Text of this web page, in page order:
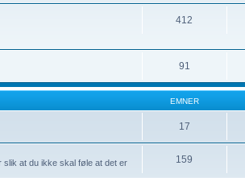
412
91
EMNER
17
slik at du ikke skal føle at det er
159